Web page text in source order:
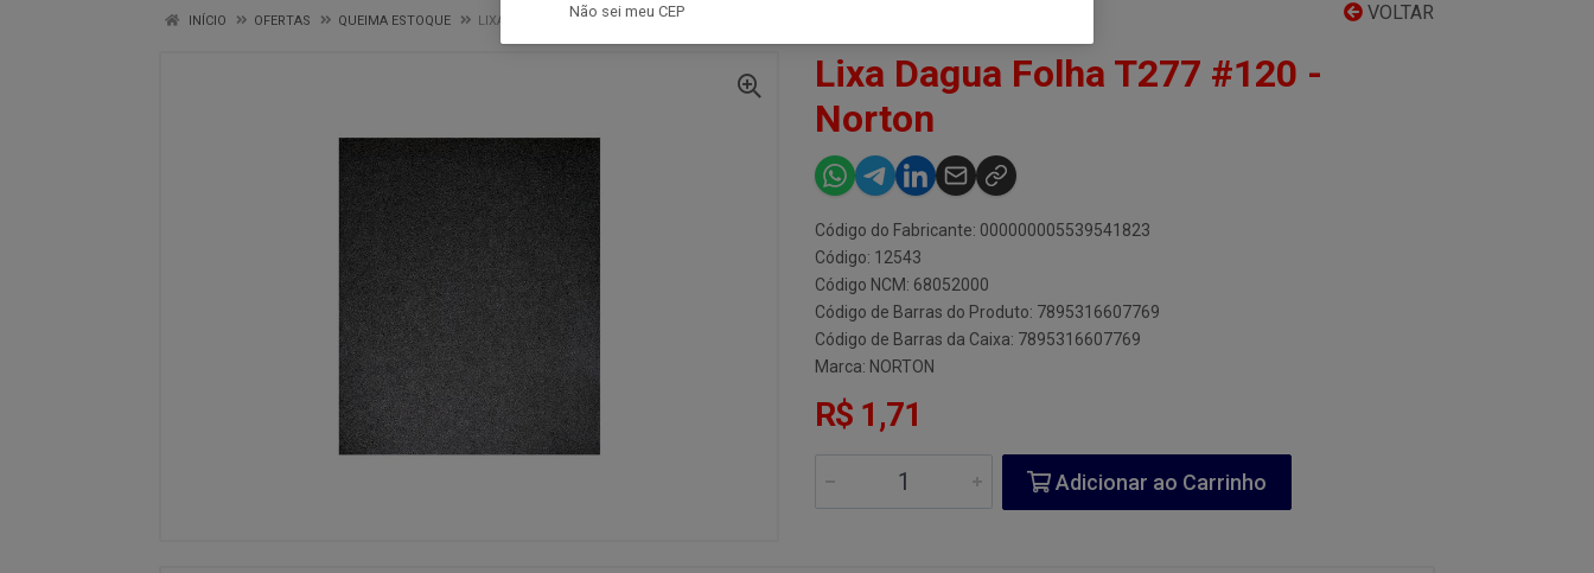
VOLTAR
INÍCIO OFERTAS QUEIMA ESTOQUE LIXA DAGUA FOLHA T277 #120 - NORTON
Lixa Dagua Folha T277 #120 -
Norton
Código do Fabricante: 000000005539541823
Código: 12543
Código NCM: 68052000
Código de Barras do Produto: 7895316607769
Código de Barras da Caixa: 7895316607769
Marca: NORTON
R$ 1,71
Adicionar ao Carrinho
Não sei meu CEP